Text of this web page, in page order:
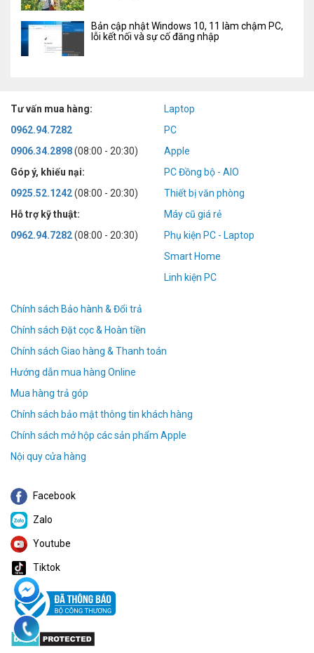
Bản cập nhật Windows 10, 11 làm chậm PC,
lỗi kết nối và sự cố đăng nhập
Tư vấn mua hàng:
0962.94.7282
0906.34.2898(08:00 - 20:30)
Góp ý, khiếu nại:
0925.52.1242(08:00 - 20:30)
Hỗ trợ kỹ thuật:
0962.94.7282(08:00 - 20:30)
Laptop
PC
Apple
PC Đồng bộ - AIO
Thiết bị văn phòng
Máy cũ giá rẻ
Phụ kiện PC - Laptop
Smart Home
Linh kiện PC
Chính sách Bảo hành & Đổi trả
Chính sách Đặt cọc & Hoàn tiền
Chính sách Giao hàng & Thanh toán
Hướng dẫn mua hàng Online
Mua hàng trả góp
Chính sách bảo mật thông tin khách hàng
Chính sách mở hộp các sản phẩm Apple
Nội quy cửa hàng
Facebook
Zalo
Youtube
Tiktok